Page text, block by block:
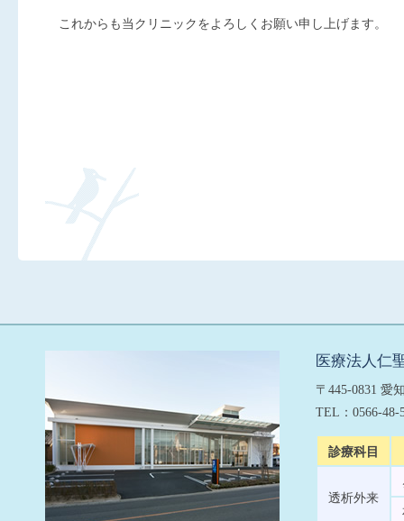
これからも当クリニックをよろしくお願い申し上げます。
医療法人仁
〒445-0831 愛
TEL：0566-
診療科目
透析外来